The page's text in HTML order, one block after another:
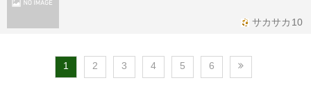
サカサカ10
1 2 3 4 5 6